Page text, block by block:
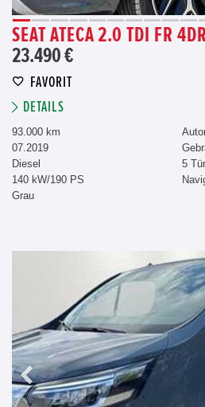
SEAT ATECA 2.0 TDI FR
23.490 €
FAVORIT
DETAILS
93.000 km
07.2019
Diesel
140 kW/190 PS
Grau
5